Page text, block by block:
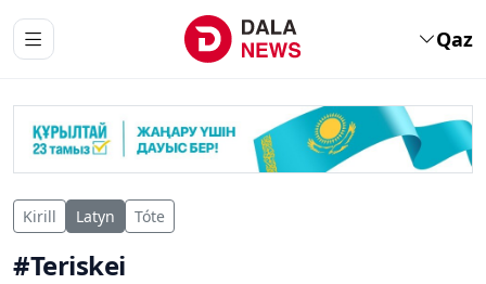
Qaz
Kirill Latyn Tóte
#Teriskei